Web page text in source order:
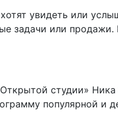
увидеть или
задачи или продажи.
студии»
популярной и